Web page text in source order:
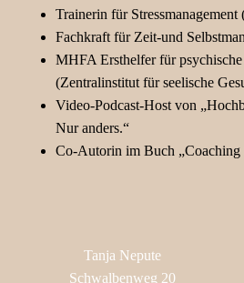
Trainerin für
Fachkraft für Zeit-und
MHFA Ersthelfer für
(Zentralinstitut für seelische
Video-Podcast-Host von
Nur anders.“
Co-Autorin im Buch „Coaching
Tanja Nepute
Schwalbenweg 20